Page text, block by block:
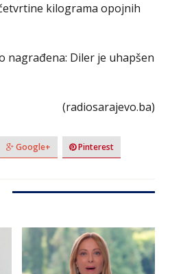
kilograma opojnih
nagrađena: Diler je uhapšen
(radiosarajevo.ba)
Google+ Pinterest